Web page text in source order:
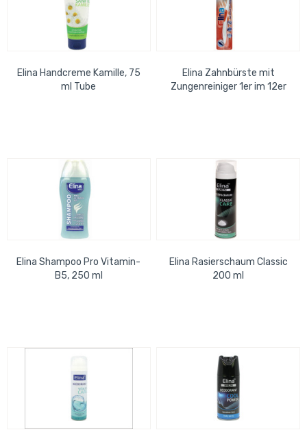
Elina Handcreme Kamille, 75
ml Tube
Elina Zahnbürste mit
Zungenreiniger 1er im 12er
Elina Shampoo Pro Vitamin-
B5, 250 ml
Elina Rasierschaum Classic
200 ml